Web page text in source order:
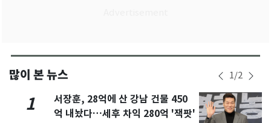
많이 본 뉴스 1/2
1
서장훈, 28억에 산 강남 건물 450
억 내놨다…세후 차익 280억 '잭팟'